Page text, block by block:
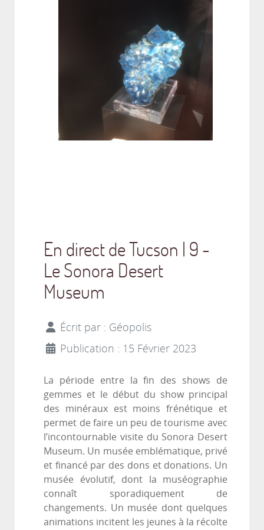
En direct de Tucson | 9 -
Le Sonora Desert
Museum
Écrit par : Géopolis
Publication : 15 Février 2023
La période entre la fin des shows de
gemmes et le début du show principal
des minéraux est moins frénétique et
permet de faire un peu de tourisme avec
l’incontournable visite du Sonora Desert
Museum. Un musée emblématique, privé
et financé par des dons et donations. Un
musée évolutif, dont la muséographie
connaît sporadiquement de
changements. Un musée dont quelques
animations incitent les jeunes à la récolte